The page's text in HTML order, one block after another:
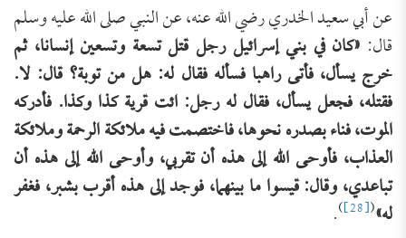
عن أبي سعيد الخدري رضي الله عنه، عن النبي صلى الله عليه وسلم
قال: «كان في بني إسرائيل رجل قتل تسعة وتسعين إنسانا، ثم
خرج يسأل، فأتى راهبا فسأله فقال له: هل من توبة؟ قال: لا.
فقتله، فجعل يسأل، فقال له رجل: ائت قرية كذا وكذا. فأدركه
الموت، فناء بصدره نحوها، فاختصمت فيه ملائكة الرحمة وملائكة
العذاب، فأوحى الله إلى هذه أن تقربي، وأوحى الله إلى هذه أن
تباعدي، وقال: قيسوا ما بينهما، فوجد إلى هذه أقرب بشبر، فغفر
له»(
[28]
)
.